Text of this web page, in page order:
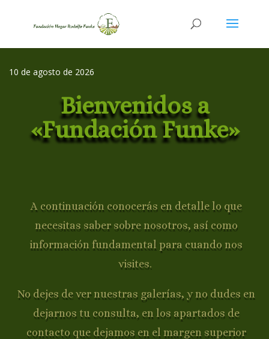
10 de agosto de 2026
Bienvenidos a
«Fundación Funke»
A continuación conocerás en detalle lo que
necesitas saber sobre nosotros, así como
información fundamental para cuando nos
visites.
No dejes de ver nuestras galerías, y no dudes en
dejarnos tu consulta, en los apartados de
contacto que dejamos en el margen superior